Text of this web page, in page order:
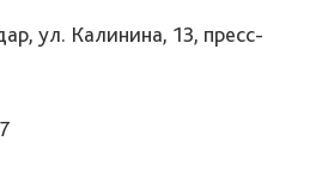
ул. Калинина, 13, пресс-